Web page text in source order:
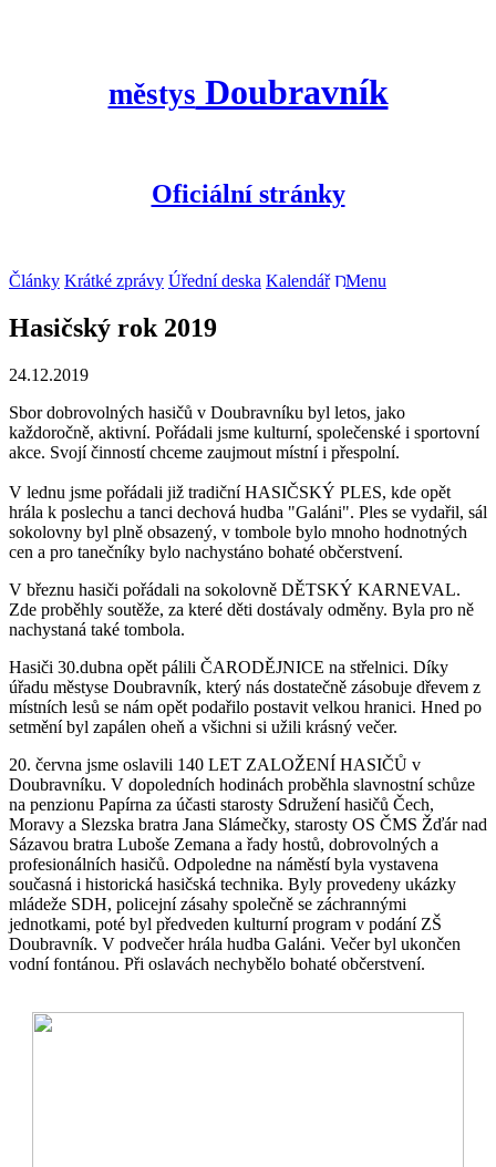
městys Doubravník
Oficiální stránky
Články Krátké zprávy Úřední deska Kalendář Menu
Hasičský rok 2019
24.12.2019
Sbor dobrovolných hasičů v Doubravníku byl letos, jako
každoročně, aktivní. Pořádali jsme kulturní, společenské i sportovní
akce. Svojí činností chceme zaujmout místní i přespolní.
V lednu jsme pořádali již tradiční HASIČSKÝ PLES, kde opět
hrála k poslechu a tanci dechová hudba "Galáni". Ples se vydařil, sál
sokolovny byl plně obsazený, v tombole bylo mnoho hodnotných
cen a pro tanečníky bylo nachystáno bohaté občerstvení.
V březnu hasiči pořádali na sokolovně DĚTSKÝ KARNEVAL.
Zde proběhly soutěže, za které děti dostávaly odměny. Byla pro ně
nachystaná také tombola.
Hasiči 30.dubna opět pálili ČARODĚJNICE na střelnici. Díky
úřadu městyse Doubravník, který nás dostatečně zásobuje dřevem z
místních lesů se nám opět podařilo postavit velkou hranici. Hned po
setmění byl zapálen oheň a všichni si užili krásný večer.
20. června jsme oslavili 140 LET ZALOŽENÍ HASIČŮ v
Doubravníku. V dopoledních hodinách proběhla slavnostní schůze
na penzionu Papírna za účasti starosty Sdružení hasičů Čech,
Moravy a Slezska bratra Jana Slámečky, starosty OS ČMS Žďár nad
Sázavou bratra Luboše Zemana a řady hostů, dobrovolných a
profesionálních hasičů. Odpoledne na náměstí byla vystavena
současná i historická hasičská technika. Byly provedeny ukázky
mládeže SDH, policejní zásahy společně se záchrannými
jednotkami, poté byl předveden kulturní program v podání ZŠ
Doubravník. V podvečer hrála hudba Galáni. Večer byl ukončen
vodní fontánou. Při oslavách nechybělo bohaté občerstvení.